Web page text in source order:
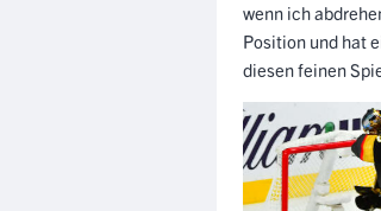
wenn ich
Position und hat
diesen feinen